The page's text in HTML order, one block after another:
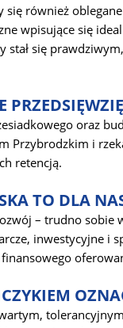
się również
wpisujące się
stał się
oraz
Przybrodzkim i
retencją.
TO DLA
– trudno sobie
inwestycyjne i